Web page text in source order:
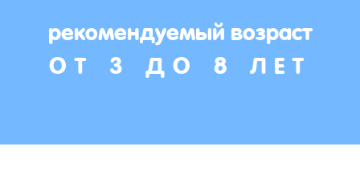
рекомендуемый возраст
ОТ 3 ДО 8 ЛЕТ